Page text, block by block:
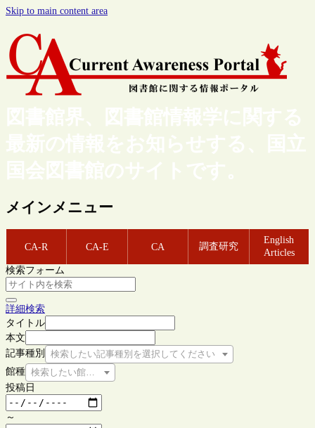
Skip to main content area
図書館界、図書館情報学に関する
最新の情報をお知らせする、国立
国会図書館のサイトです。
メインメニュー
CA-R CA-E CA 調査研究
English
Articles
検索フォーム
詳細検索
タイトル
本文
記事種別
検索したい記事種別を選択してください
館種 検索したい館種を選択してください
投稿日
～